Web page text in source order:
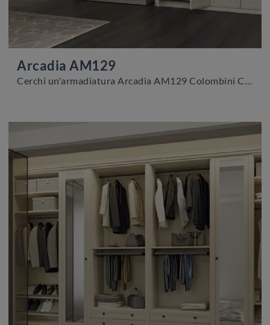
Arcadia AM129
Cerchi un'armadiatura Arcadia AM129 Colombini Casa? Clicca subito! Gli armadi a muro con ante battenti ti aspettano.